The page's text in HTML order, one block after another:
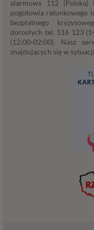
alarmowy 112
pogotowia ratunkowego
bezpłatnego
dorosłych tel. 116 123
(12:00-02:00). Nasz
znajdujących się w
przypadku udzielenia
ograniczenia lub
ograniczających tę
danych do wykonania
wykonywania, a w
administratora – do
Administratorami
Consulting Aneta
internetowego
Znajdziesz tam
Partnerach, czyli
współpracujemy